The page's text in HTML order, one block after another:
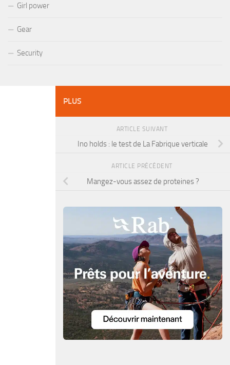
Girl power
Gear
Security
PLUS
ARTICLE SUIVANT
Ino holds : le test de La Fabrique verticale
ARTICLE PRÉCÉDENT
Mangez-vous assez de proteines ?